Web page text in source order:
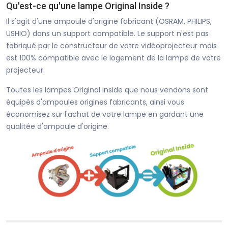
Qu'est-ce qu'une lampe Original Inside ?
Il s'agit d'une ampoule d'origine fabricant (OSRAM, PHILIPS,
USHIO) dans un support compatible. Le support n'est pas
fabriqué par le constructeur de votre vidéoprojecteur mais
est 100% compatible avec le logement de la lampe de votre
projecteur.
Toutes les lampes Original Inside que nous vendons sont
équipés d'ampoules origines fabricants, ainsi vous
économisez sur l'achat de votre lampe en gardant une
qualitée d'ampoule d'origine.